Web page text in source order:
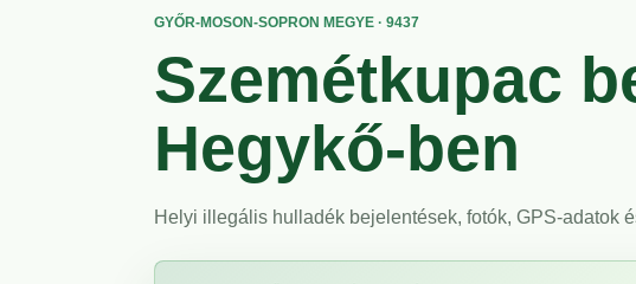
GYŐR-MOSON-SOPRON MEGYE · 9437
Szemétkupac
Hegykő-ben
Helyi illegális hulladék bejelentések, fotók, GPS-adatok